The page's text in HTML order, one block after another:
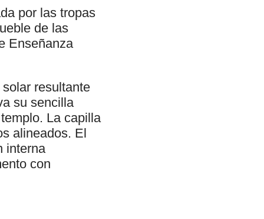
por las tropas
de las
Enseñanza
resultante
su sencilla
La capilla
alineados. El
interna
con